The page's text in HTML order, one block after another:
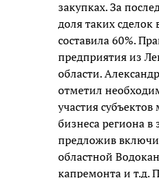
закупках. За
доля таких
составила 60%.
предприятия из
области.
отметил
участия
бизнеса региона в
предложив
областной
капремонта и т.д.